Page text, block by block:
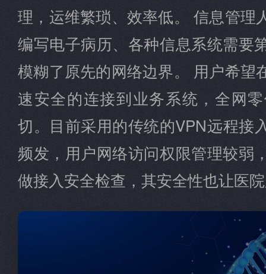
理，运维繁琐、效率低。 信息管理
编写电子病历、各种信息系统需要
模糊了原先的网络边界。 用户希望
速安全的连接到业务系统，全网
切。目前采用的传统的VPN远程接
频发，用户网络访问权限管理较弱
做接入安全检查，其安全性也让医